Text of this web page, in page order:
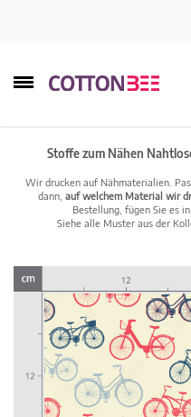
Stoffe zum Nähen
Wir drucken auf Nähmaterialien.
dann, auf welchem Material wir
Bestellung, fügen Sie es
Siehe alle Muster aus der